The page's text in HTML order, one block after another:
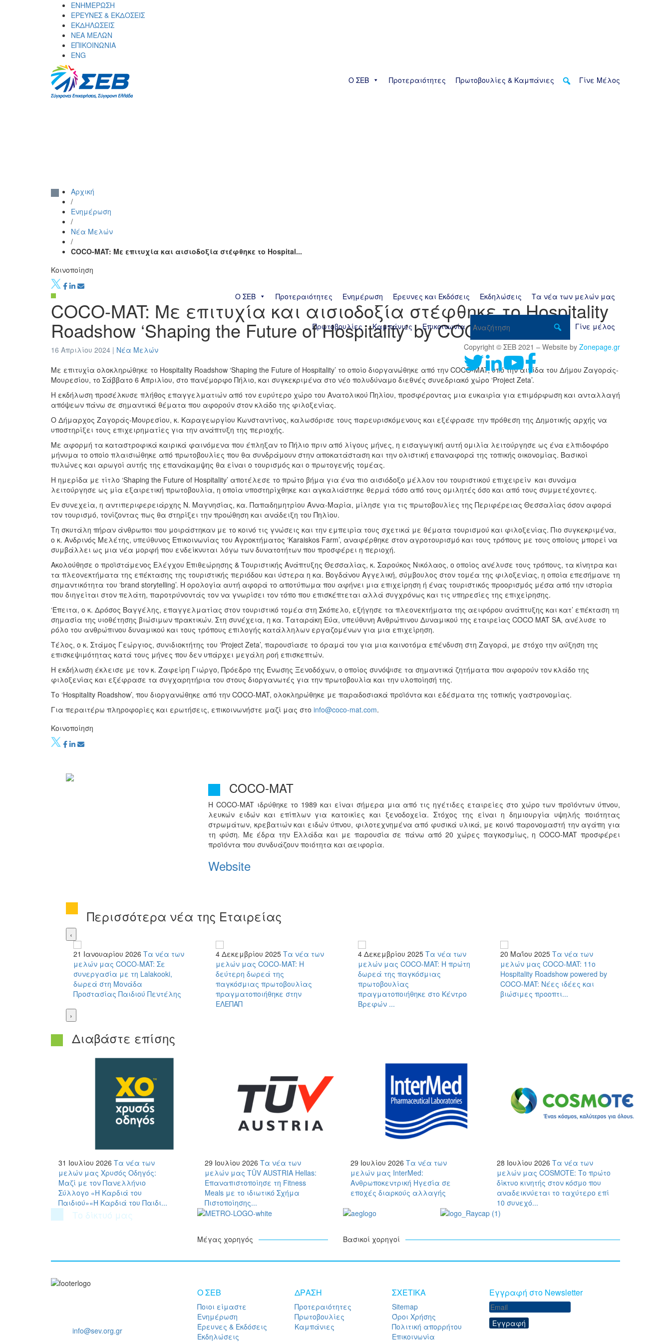
ΕΝΗΜΕΡΩΣΗ
ΕΡΕΥΝΕΣ & ΕΚΔΟΣΕΙΣ
ΕΚΔΗΛΩΣΕΙΣ
ΝΕΑ ΜΕΛΩΝ
ΕΠΙΚΟΙΝΩΝΙΑ
ENG
Ο ΣΕΒ Προτεραιότητες Πρωτοβουλίες & Καμπάνιες Γίνε Μέλος
Ο ΣΕΒ Προτεραιότητες Ενημέρωση Έρευνες και Εκδόσεις Εκδηλώσεις Τα νέα των μελών μας
Πρωτοβουλίες Καμπάνιες Επικοινωνία Γίνε μέλος
Copyright © ΣΕΒ 2021 – Website by Zonepage.gr
Αρχική
/
Ενημέρωση
/
Νέα Μελών
/
COCO-MAT: Με επιτυχία και αισιοδοξία στέφθηκε το Hospital...
Κοινοποίηση
COCO-MAT: Με επιτυχία και αισιοδοξία στέφθηκε το Hospitality
Roadshow ‘Shaping the Future of Hospitality’ by COCO-MAT
16 Απριλίου 2024 | Νέα Μελών
Με επιτυχία ολοκληρώθηκε το Hospitality Roadshow ‘Shaping the Future of Hospitality’ το οποίο διοργανώθηκε από την COCO-MAT, υπό την αιγίδα του Δήμου Ζαγοράς-
Μουρεσίου, το Σάββατο 6 Απριλίου, στο πανέμορφο Πήλιο, και συγκεκριμένα στο νέο πολυδύναμο διεθνές συνεδριακό χώρο ‘Project Ζeta’.
Η εκδήλωση προσέλκυσε πλήθος επαγγελματιών από τον ευρύτερο χώρο του Ανατολικού Πηλίου, προσφέροντας μια ευκαιρία για επιμόρφωση και ανταλλαγή
απόψεων πάνω σε σημαντικά θέματα που αφορούν στον κλάδο της φιλοξενίας.
Ο Δήμαρχος Ζαγοράς-Μουρεσίου, κ. Καραγεωργίου Κωνσταντίνος, καλωσόρισε τους παρευρισκόμενους και εξέφρασε την πρόθεση της Δημοτικής αρχής να
υποστηρίξει τους επιχειρηματίες για την ανάπτυξη της περιοχής.
Με αφορμή τα καταστροφικά καιρικά φαινόμενα που έπληξαν το Πήλιο πριν από λίγους μήνες, η εισαγωγική αυτή ομιλία λειτούργησε ως ένα ελπιδοφόρο
μήνυμα το οποίο πλαισιώθηκε από πρωτοβουλίες που θα συνδράμουν στην αποκατάσταση και την ολιστική επαναφορά της τοπικής οικονομίας. Βασικοί
πυλώνες και αρωγοί αυτής της επανάκαμψης θα είναι ο τουρισμός και ο πρωτογενής τομέας.
Η ημερίδα με τίτλο ‘Shaping the Future of Hospitality’ αποτέλεσε το πρώτο βήμα για ένα πιο αισιόδοξο μέλλον του τουριστικού επιχειρείν και συνάμα
λειτούργησε ως μία εξαιρετική πρωτοβουλία, η οποία υποστηρίχθηκε και αγκαλιάστηκε θερμά τόσο από τους ομιλητές όσο και από τους συμμετέχοντες.
Εν συνεχεία, η αντιπεριφερειάρχης Ν. Μαγνησίας, κα. Παπαδημητρίου Άννα-Μαρία, μίλησε για τις πρωτοβουλίες της Περιφέρειας Θεσσαλίας όσον αφορά
τον τουρισμό, τονίζοντας πως θα στηρίξει την προώθηση και ανάδειξη του Πηλίου.
Τη σκυτάλη πήραν άνθρωποι που μοιράστηκαν με το κοινό τις γνώσεις και την εμπειρία τους σχετικά με θέματα τουρισμού και φιλοξενίας. Πιο συγκεκριμένα,
ο κ. Ανδρινός Μελέτης, υπεύθυνος Επικοινωνίας του Αγροκτήματος ‘Karaiskos Farm’, αναφέρθηκε στον αγροτουρισμό και τους τρόπους με τους οποίους μπορεί να
συμβάλλει ως μια νέα μορφή που ενδείκνυται λόγω των δυνατοτήτων που προσφέρει η περιοχή.
Ακολούθησε ο προϊστάμενος Ελέγχου Επιθεώρησης & Τουριστικής Ανάπτυξης Θεσσαλίας, κ. Σαρούκος Νικόλαος, ο οποίος ανέλυσε τους τρόπους, τα κίνητρα και
τα πλεονεκτήματα της επέκτασης της τουριστικής περιόδου και ύστερα η κα. Βογδάνου Αγγελική, σύμβουλος στον τομέα της φιλοξενίας, η οποία επεσήμανε τη
σημαντικότητα του ‘brand storytelling’. Η ορολογία αυτή αφορά το αποτύπωμα που αφήνει μια επιχείρηση ή ένας τουριστικός προορισμός μέσα από την ιστορία
που διηγείται στον πελάτη, παροτρύνοντάς τον να γνωρίσει τον τόπο που επισκέπτεται αλλά συγχρόνως και τις υπηρεσίες της επιχείρησης.
‘Έπειτα, ο κ. Δρόσος Βαγγέλης, επαγγελματίας στον τουριστικό τομέα στη Σκόπελο, εξήγησε τα πλεονεκτήματα της αειφόρου ανάπτυξης και κατ’ επέκταση τη
σημασία της υιοθέτησης βιώσιμων πρακτικών. Στη συνέχεια, η κα. Ταταράκη Εύα, υπεύθυνη Ανθρώπινου Δυναμικού της εταιρείας COCO MAT SA, ανέλυσε το
ρόλο του ανθρώπινου δυναμικού και τους τρόπους επιλογής κατάλληλων εργαζομένων για μια επιχείρηση.
Τέλος, ο κ. Στάμος Γεώργιος, συνιδιοκτήτης του ‘Project Zeta’, παρουσίασε το όραμά του για μια καινοτόμα επένδυση στη Ζαγορά, με στόχο την αύξηση της
επισκεψιμότητας κατά τους μήνες που δεν υπάρχει μεγάλη ροή επισκεπτών.
Η εκδήλωση έκλεισε με τον κ. Ζαφείρη Γιώργο, Πρόεδρο της Ένωσης Ξενοδόχων, ο οποίος συνόψισε τα σημαντικά ζητήματα που αφορούν τον κλάδο της
φιλοξενίας και εξέφρασε τα συγχαρητήρια του στους διοργανωτές για την πρωτοβουλία και την υλοποίησή της.
Το ‘Hospitality Roadshow’, που διοργανώθηκε από την COCO-MAT, ολοκληρώθηκε με παραδοσιακά προϊόντα και εδέσματα της τοπικής γαστρονομίας.
Για περαιτέρω πληροφορίες και ερωτήσεις, επικοινωνήστε μαζί μας στο info@coco-mat.com.
Κοινοποίηση
COCO-MAT
Η COCO-MAT ιδρύθηκε το 1989 και είναι σήμερα μια από τις ηγέτιδες εταιρείες στο χώρο των προϊόντων ύπνου,
λευκών ειδών και επίπλων για κατοικίες και ξενοδοχεία. Στόχος της είναι η δημιουργία υψηλής ποιότητας
στρωμάτων, κρεβατιών και ειδών ύπνου, φιλοτεχνημένα από φυσικά υλικά, με κοινό παρονομαστή την αγάπη για
τη φύση. Με έδρα την Ελλάδα και με παρουσία σε πάνω από 20 χώρες παγκοσμίως, η COCO-MAT προσφέρει
προϊόντα που συνδυάζουν ποιότητα και αειφορία.
Website
Περισσότερα νέα της Εταιρείας
‹
21 Ιανουαρίου 2026 Τα νέα των
μελών μας COCO-MAT: Σε
συνεργασία με τη Lalakooki,
δωρεά στη Μονάδα
Προστασίας Παιδιού Πεντέλης
4 Δεκεμβρίου 2025 Τα νέα των
μελών μας COCO-MAT: Η
δεύτερη δωρεά της
παγκόσμιας πρωτοβουλίας
πραγματοποιήθηκε στην
ΕΛΕΠΑΠ
4 Δεκεμβρίου 2025 Τα νέα των
μελών μας COCO-MAT: Η πρώτη
δωρεά της παγκόσμιας
πρωτοβουλίας
πραγματοποιήθηκε στο Κέντρο
Βρεφών ...
20 Μαΐου 2025 Τα νέα των
μελών μας COCO-MAT: 11ο
Hospitality Roadshow powered by
COCO-MAT: Νέες ιδέες και
βιώσιμες προοπτι...
›
Διαβάστε επίσης
31 Ιουλίου 2026 Τα νέα των
μελών μας Χρυσός Οδηγός:
Μαζί με τον Πανελλήνιο
Σύλλογο «Η Καρδιά του
Παιδιού»«Η Καρδιά του Παιδι...
29 Ιουλίου 2026 Τα νέα των
μελών μας TÜV AUSTRIA Hellas:
Επαναπιστοποίησε τη Fitness
Meals με το ιδιωτικό Σχήμα
Πιστοποίησης...
29 Ιουλίου 2026 Τα νέα των
μελών μας InterMed:
Ανθρωποκεντρική Ηγεσία σε
εποχές διαρκούς αλλαγής
28 Ιουλίου 2026 Τα νέα των
μελών μας COSMOTE: Το πρώτο
δίκτυο κινητής στον κόσμο που
αναδεικνύεται το ταχύτερο επί
10 συνεχό...
Το δίκτυό μας
Μέγας χορηγός Βασικοί χορηγοί
info@sev.org.gr
O ΣΕΒ
Ποιοι είμαστε
Ενημέρωση
Έρευνες & Εκδόσεις
Εκδηλώσεις
ΔΡΑΣΗ
Προτεραιότητες
Πρωτοβουλίες
Καμπάνιες
ΣΧΕΤΙΚΑ
Sitemap
Όροι Χρήσης
Πολιτική απορρήτου
Επικοινωνία
Eγγραφή στο Newsletter
Εγγραφή